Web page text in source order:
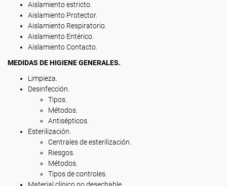
Aislamiento estricto.
Aislamiento Protector.
Aislamiento Respiratorio.
Aislamiento Entérico.
Aislamiento Contacto.
MEDIDAS DE HIGIENE GENERALES.
Limpieza.
Desinfección.
Tipos.
Métodos.
Antisépticos.
Esterilización.
Centrales de esterilización.
Riesgos.
Métodos.
Tipos de controles.